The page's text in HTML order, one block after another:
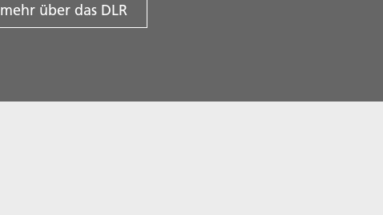
mehr über das DLR